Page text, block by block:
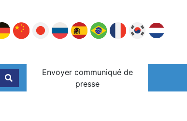
Envoyer communiqué de
presse